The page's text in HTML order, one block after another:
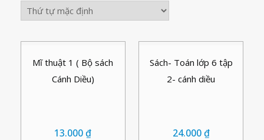
Mĩ thuật 1 ( Bộ sách
Cánh Diều)
13.000₫
Sách- Toán lớp 6 tập
2- cánh diều
24.000₫